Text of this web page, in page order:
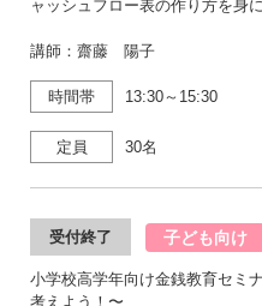
ャッシュフロー表の作り方を身
講師：齋藤 陽子
時間帯 13:30～15:30
定員 30名
受付終了 子ども向け
小学校高学年向け金銭教育セミ
考えよう！〜